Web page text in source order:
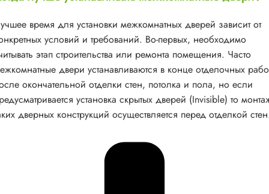
время для установки межкомнатных дверей зависит от
условий и требований. Во-первых, необходимо
этап строительства или ремонта помещения. Часто
двери устанавливаются в конце отделочных
окончательной отделки стен, потолка и пола, но если
установка скрытых дверей (Invisible) то
дверных конструкций осуществляется перед отделкой